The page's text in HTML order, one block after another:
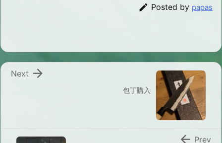
 Posted by papas
包丁購入

Next
 Prev